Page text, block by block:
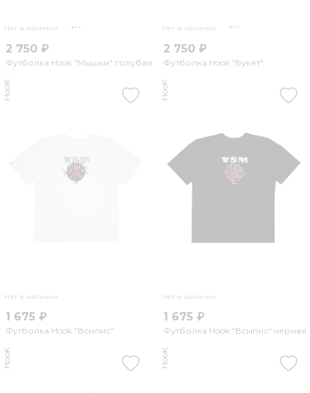
Нет в наличии
2 750 ₽
Футболка Hook "Мышки" голубая
Нет в наличии
2 750 ₽
Футболка Hook "Букет"
Нет в наличии
HooK
1 675 ₽
Футболка Hook "Всмпис"
Нет в наличии
HooK
1 675 ₽
Футболка Hook "Всмпис" черная
HooK HooK